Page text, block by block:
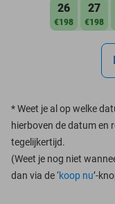
26
€198
27
€198
*Weet je al op welke
hierboven de datum en
tegelijkertijd.
(Weet je nog niet
dan via de ‘koop nu’-